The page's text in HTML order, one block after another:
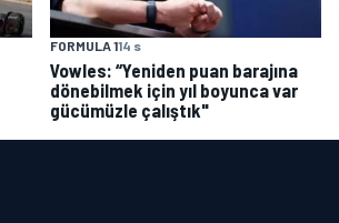
FORMULA 114 s
Vowles: “Yeniden puan barajına
dönebilmek için yıl boyunca var
gücümüzle çalıştık"